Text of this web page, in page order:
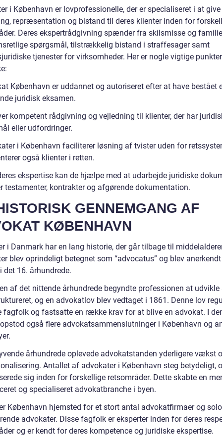
i København er lovprofessionelle, der er specialiseret i at
repræsentation og bistand til deres klienter inden for
Deres ekspertrådgivning spænder fra skilsmisse og
spørgsmål, tilstrækkelig bistand i straffesager samt
tjenester for virksomheder. Her er nogle vigtige
København er uddannet og autoriseret efter at have bestået
juridisk eksamen.
kompetent rådgivning og vejledning til klienter, der har
eller udfordringer.
i København faciliterer løsning af tvister uden for
også klienter i retten.
ekspertise kan de hjælpe med at udarbejde juridiske
testamenter, kontrakter og afgørende dokumentation.
GENNEMGANG AF
KØBENHAVN
i Danmark har en lang historie, der går tilbage til
blev oprindeligt betegnet som “advocatus” og blev
det 16. århundrede.
af det nittende århundrede begyndte professionen at udvikle
og en advokatlov blev vedtaget i 1861. Denne lov
fagfolk og fastsatte en række krav for at blive en advokat. I
også flere advokatsammenslutninger i København og
århundrede oplevede advokatstanden yderligere vækst
Antallet af advokater i København steg betydeligt,
sig inden for forskellige retsområder. Dette skabte en
og specialiseret advokatbranche i byen.
København hjemsted for et stort antal advokatfirmaer og
advokater. Disse fagfolk er eksperter inden for deres
og er kendt for deres kompetence og juridiske ekspertise.